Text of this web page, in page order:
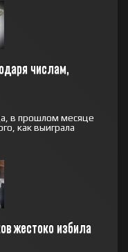
числам,
в прошлом месяце
как выиграла
жестоко избила